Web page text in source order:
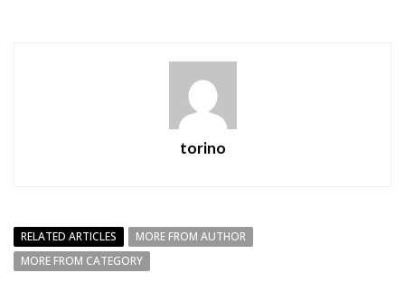
torino
RELATED ARTICLES
MORE FROM AUTHOR
MORE FROM CATEGORY